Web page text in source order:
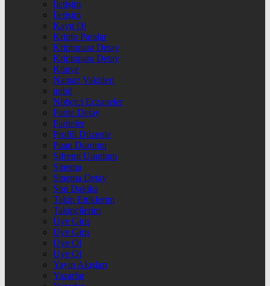
İletişim
İletişim
Kayıt Ol
Kripto Paralar
Kriptopara Detay
Kriptopara Detay
Künye
Namaz Vakitleri
nnbil
Nöbetçi Eczaneler
Parite Detay
Pariteler
Profili Düzenle
Puan Durumu
Şifremi Unuttum
Sinema
Sinema Detay
Son Dakika
Takip Ettiklerim
Takipçilerim
Üye Giriş
Üye Giriş
Üye Ol
Üye Ol
Yayın Akışları
Yazarlar